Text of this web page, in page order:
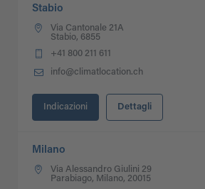
Stabio
Via Cantonale 21A
Stabio, 6855
+41 800 211 611
info@climatlocation.ch
Indicazioni Dettagli
Milano
Via Alessandro Giulini 29
Parabiago, Milano, 20015